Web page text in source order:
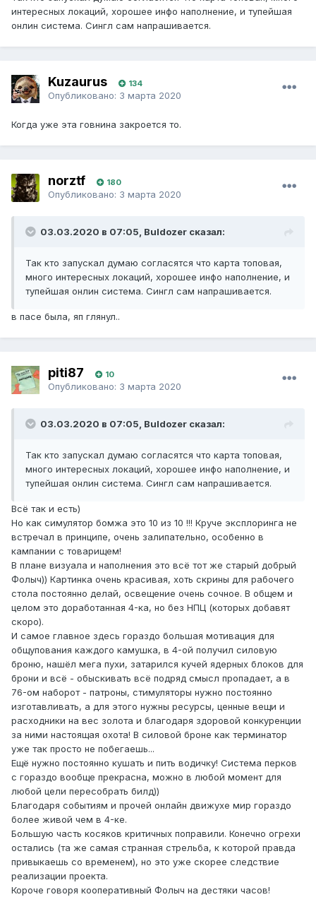
интересных локаций, хорошее инфо наполнение, и тупейшая
онлин система. Сингл сам напрашивается.
Kuzaurus 134
Опубликовано: 3 марта 2020
Когда уже эта говнина закроется то.
norztf 180
Опубликовано: 3 марта 2020
03.03.2020 в 07:05, Buldozer сказал:
Так кто запускал думаю согласятся что карта топовая,
много интересных локаций, хорошее инфо наполнение, и
тупейшая онлин система. Сингл сам напрашивается.
в пасе была, яп глянул..
piti87 10
Опубликовано: 3 марта 2020
03.03.2020 в 07:05, Buldozer сказал:
Так кто запускал думаю согласятся что карта топовая,
много интересных локаций, хорошее инфо наполнение, и
тупейшая онлин система. Сингл сам напрашивается.
Всё так и есть)
Но как симулятор бомжа это 10 из 10 !!! Круче эксплоринга не
встречал в принципе, очень залипательно, особенно в
кампании с товарищем!
В плане визуала и наполнения это всё тот же старый добрый
Фолыч)) Картинка очень красивая, хоть скрины для рабочего
стола постоянно делай, освещение очень сочное. В общем и
целом это доработанная 4-ка, но без НПЦ (которых добавят
скоро).
И самое главное здесь гораздо большая мотивация для
общупования каждого камушка, в 4-ой получил силовую
броню, нашёл мега пухи, затарился кучей ядерных блоков для
брони и всё - обыскивать всё подряд смысл пропадает, а в
76-ом наборот - патроны, стимуляторы нужно постоянно
изготавливать, а для этого нужны ресурсы, ценные вещи и
расходники на вес золота и благодаря здоровой конкуренции
за ними настоящая охота! В силовой броне как терминатор
уже так просто не побегаешь...
Ещё нужно постоянно кушать и пить водичку! Система перков
с гораздо вообще прекрасна, можно в любой момент для
любой цели пересобрать билд))
Благодаря событиям и прочей онлайн движухе мир гораздо
более живой чем в 4-ке.
Большую часть косяков критичных поправили. Конечно огрехи
остались (та же самая странная стрельба, к которой правда
привыкаешь со временем), но это уже скорее следствие
реализации проекта.
Короче говоря кооперативный Фолыч на дестяки часов!